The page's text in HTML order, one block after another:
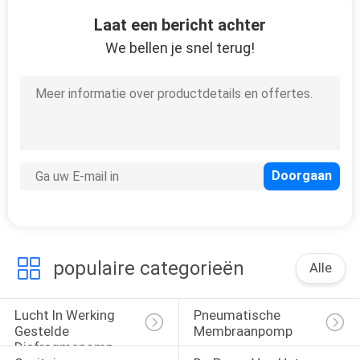
CONTACTEER
ONS
VRAAG
EEN
OFFERTE
AAN
Sanitaire
diafragmapomp
De Pomp van het
roestvrij
staaldiafragma
Laat een bericht achter
We bellen je snel terug!
populaire categorieën Alle
Lucht In Werking
Gestelde
Diafragmapomp
Pneumatische
Membraanpomp